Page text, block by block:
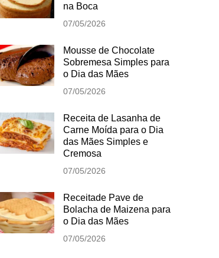
na Boca
07/05/2026
Mousse de Chocolate
Sobremesa Simples para
o Dia das Mães
07/05/2026
Receita de Lasanha de
Carne Moída para o Dia
das Mães Simples e
Cremosa
07/05/2026
Receitade Pave de
Bolacha de Maizena para
o Dia das Mães
07/05/2026